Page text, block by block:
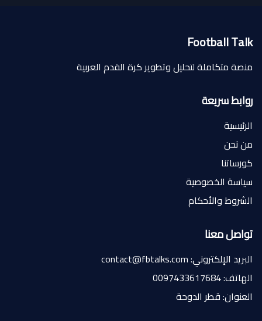
Football Talk
منصة متكاملة لتحليل وتطوير كرة القدم العربية
روابط سريعة
الرئيسية
من نحن
كورساتنا
سياسة الخصوصية
الشروط والأحكام
تواصل معنا
البريد الإلكتروني: contact@fbtalks.com
الهاتف: 0097433617684
العنوان: قطر الدوحة